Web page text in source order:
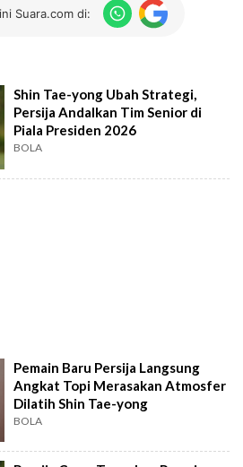
Suara.com di:
Shin Tae-yong Ubah Strategi,
Persija Andalkan Tim Senior di
Piala Presiden 2026
BOLA
Pemain Baru Persija Langsung
Angkat Topi Merasakan Atmosfer
Dilatih Shin Tae-yong
BOLA